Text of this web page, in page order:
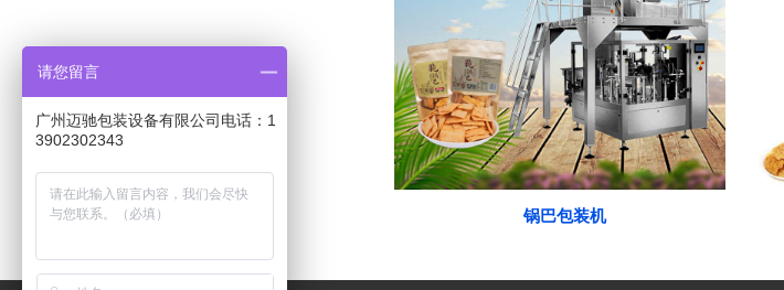
锅巴包装机
请您留言
广州迈驰包装设备有限公司电话：1
3902302343